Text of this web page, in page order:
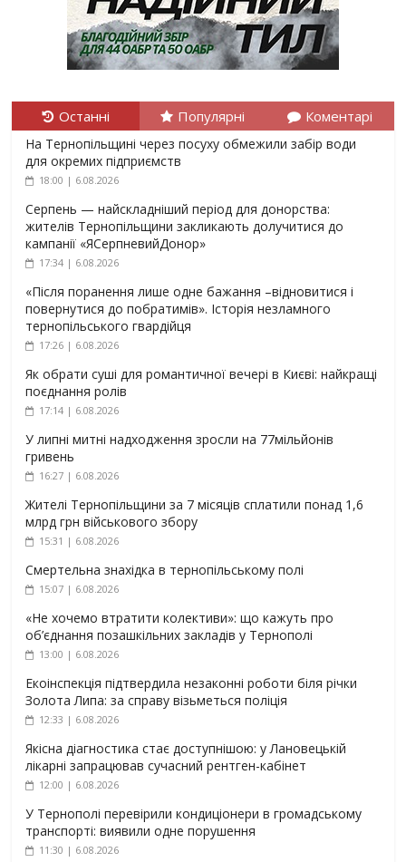
Останні Популярні Коментарі
На Тернопільщині через посуху обмежили забір води
для окремих підприємств
18:00 | 6.08.2026
Серпень — найскладніший період для донорства:
жителів Тернопільщини закликають долучитися до
кампанії «ЯСерпневийДонор»
17:34 | 6.08.2026
«Після поранення лише одне бажання –відновитися і
повернутися до побратимів». Історія незламного
тернопільського гвардійця
17:26 | 6.08.2026
Як обрати суші для романтичної вечері в Києві: найкращі
поєднання ролів
17:14 | 6.08.2026
У липні митні надходження зросли на 77мільйонів
гривень
16:27 | 6.08.2026
Жителі Тернопільщини за 7 місяців сплатили понад 1,6
млрд грн військового збору
15:31 | 6.08.2026
Смертельна знахідка в тернопільському полі
15:07 | 6.08.2026
«Не хочемо втратити колективи»: що кажуть про
об’єднання позашкільних закладів у Тернополі
13:00 | 6.08.2026
Екоінспекція підтвердила незаконні роботи біля річки
Золота Липа: за справу візьметься поліція
12:33 | 6.08.2026
Якісна діагностика стає доступнішою: у Лановецькій
лікарні запрацював сучасний рентген-кабінет
12:00 | 6.08.2026
У Тернополі перевірили кондиціонери в громадському
транспорті: виявили одне порушення
11:30 | 6.08.2026